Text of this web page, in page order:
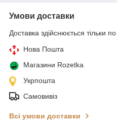
Умови доставки
Доставка здійснюється тільки
Нова Пошта
Магазини Rozetka
Укрпошта
Самовивіз
Всі умови доставки